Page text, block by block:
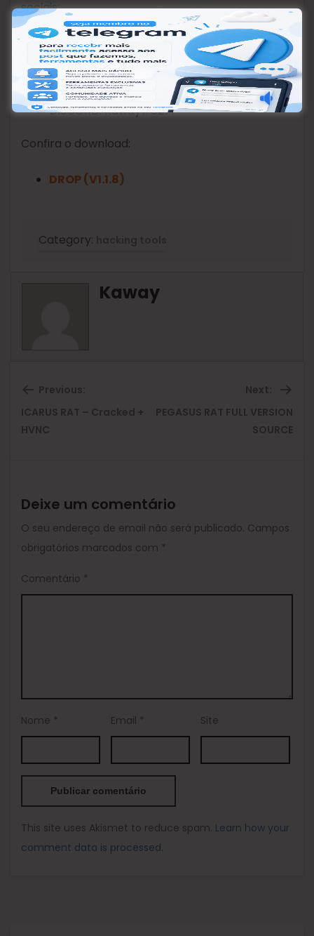
sociais:
TELEGRAM GROUP
ADD-ME TELEGRAM
FACEBOOK PAGE
DISCORD: Kaway#6271
Confira o download:
DROP (V1.1.8)
Category:
Kaway
Previous:
Previous
ICARUS RAT – Cracked +
HVNC
Next:
PEGASUS RAT FULL VERSION
SOURCE
Deixe um comentário
O seu endereço de email não será publicado. Campos
obrigatórios marcados com *
Comentário *
Nome * Email * Site
This site uses Akismet to reduce spam. Learn how your
comment data is processed.